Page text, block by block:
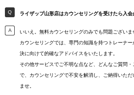
ライザップ山形店はカウンセリングを受けたら入会
いいえ。無料カウンセリングのみでも問題ございま
カウンセリングでは、専門の知識を持つトレーナ
決に向けて的確なアドバイスをいたします。
その他サービスでご不明な点など、どんなご質問
で、カウンセリングで不安を解消し、ご納得いた
ませ。